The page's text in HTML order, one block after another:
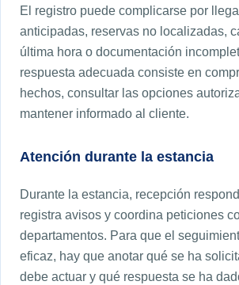
El registro puede complicarse por
anticipadas, reservas no localizadas,
última hora o documentación
respuesta adecuada consiste en
hechos, consultar las opciones
mantener informado al cliente.
Atención durante la estancia
Durante la estancia, recepción
registra avisos y coordina peticiones
departamentos. Para que el
eficaz, hay que anotar qué se ha
debe actuar y qué respuesta se ha